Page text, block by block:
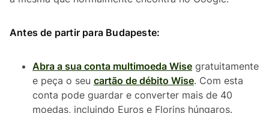
Antes de partir para Budapeste:
Abra a sua conta multimoeda Wise gratuitamente
e peça o seu cartão de débito Wise. Com esta
conta pode guardar e converter mais de 40
moedas, incluindo Euros e Florins húngaros.